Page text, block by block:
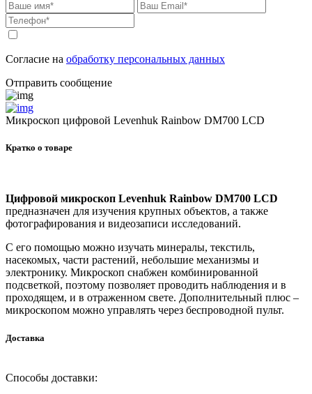
Согласие на обработку персональных данных
Отправить сообщение
Микроскоп цифровой Levenhuk Rainbow DM700 LCD
Кратко о товаре
Цифровой микроскоп Levenhuk Rainbow DM700 LCD
предназначен для изучения крупных объектов, а также
фотографирования и видеозаписи исследований.
С его помощью можно изучать минералы, текстиль,
насекомых, части растений, небольшие механизмы и
электронику. Микроскоп снабжен комбинированной
подсветкой, поэтому позволяет проводить наблюдения и в
проходящем, и в отраженном свете. Дополнительный плюс –
микроскопом можно управлять через беспроводной пульт.
Доставка
Способы доставки: